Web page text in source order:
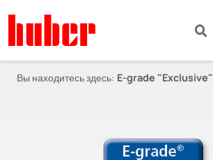
Вы находитесь здесь: E-grade "Exclusive"